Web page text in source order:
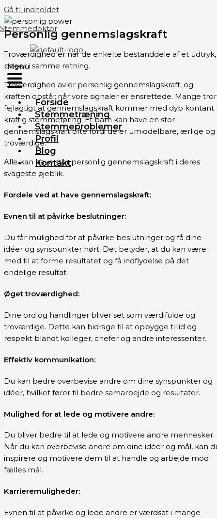
Gå til indholdet
Stemmedoktor
Menu
Forside
Stemmetræning
Stemmeproblemer
Profil
Blog
Kontakt
Personlig gennemslagskraft
Troværdighed er når de enkelte bestanddele af et udtryk,
peger i samme retning.
Troværdighed avler personlig gennemslagskraft, og
kraften opstår når vore signaler er ensrettede. Mange tror
fejlagtigt at gennemslagskraft kommer med dyb kontant
kraftig stemmeføring. Et barn kan have en stor
gennemslagskraft ofte fordi de er umiddelbare, ærlige og
troværdige.
Alle kan have stor personlig gennemslagskraft i deres
svageste øjeblik.
Fordele ved at have gennemslagskraft:
Evnen til at påvirke beslutninger:
Du får mulighed for at påvirke beslutninger og få dine
idéer og synspunkter hørt. Det betyder, at du kan være
med til at forme resultatet og få indflydelse på det
endelige resultat.
Øget troværdighed:
Dine ord og handlinger bliver set som værdifulde og
troværdige. Dette kan bidrage til at opbygge tillid og
respekt blandt kolleger, chefer og andre interessenter.
Effektiv kommunikation:
Du kan bedre overbevise andre om dine synspunkter og
idéer, hvilket fører til bedre samarbejde og resultater.
Mulighed for at lede og motivere andre:
Du bliver bedre til at lede og motivere andre mennesker.
Når du kan overbevise andre om dine idéer og mål, kan
inspirere og motivere dem til at handle og arbejde mod
fælles mål.
Karrieremuligheder:
Evnen til at påvirke og lede andre er værdsat i mange